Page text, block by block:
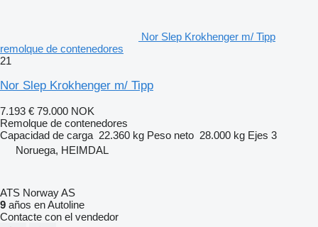
Nor Slep Krokhenger m/ Tipp
remolque de contenedores
21
Nor Slep Krokhenger m/ Tipp
7.193 € 79.000 NOK
Remolque de contenedores
Capacidad de carga 22.360 kg Peso neto 28.000 kg Ejes 3
Noruega, HEIMDAL
ATS Norway AS
9 años en Autoline
Contacte con el vendedor